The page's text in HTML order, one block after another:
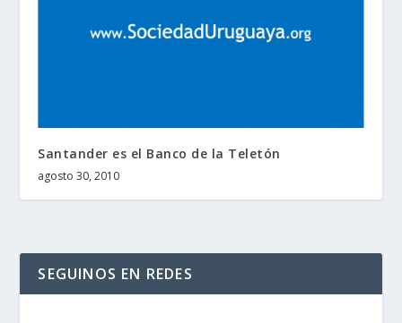
Santander es el Banco de la Teletón
agosto 30, 2010
SEGUINOS EN REDES